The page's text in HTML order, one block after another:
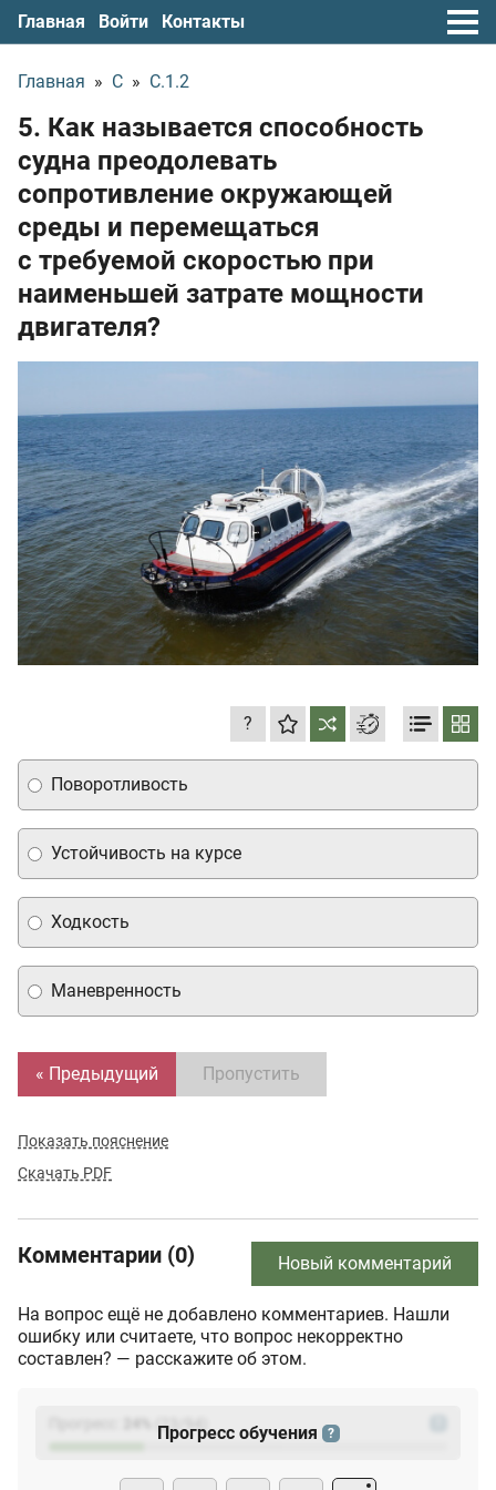
Главная Войти Контакты
Главная » С » С.1.2
5. Как называется способность
судна преодолевать
сопротивление окружающей
среды и перемещаться
с требуемой скоростью при
наименьшей затрате мощности
двигателя?
?
Ходкость
Устойчивость на курсе
Маневренность
Поворотливость
« Предыдущий Пропустить
Показать пояснение
Скачать PDF
Комментарии (0) Новый комментарий
На вопрос ещё не добавлено комментариев. Нашли
ошибку или считаете, что вопрос некорректно
составлен? — расскажите об этом.
(23
Прогресс обучения ?